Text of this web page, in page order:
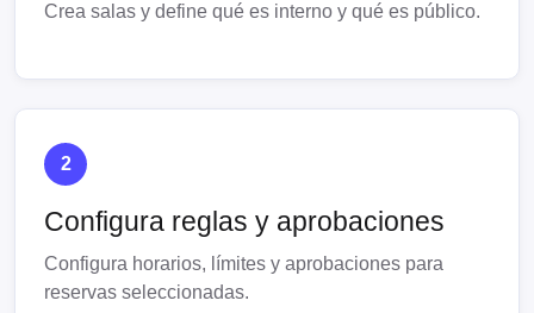
Crea salas y define qué es interno y qué es público.
2
Configura reglas y aprobaciones
Configura horarios, límites y aprobaciones para
reservas seleccionadas.